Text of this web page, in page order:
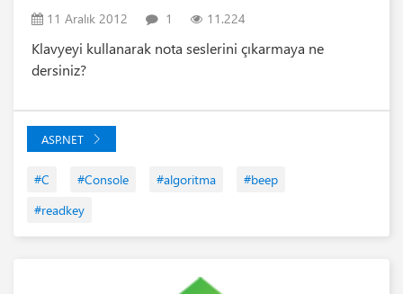
11 Aralık 2012 1 11.224
Klavyeyi kullanarak nota seslerini çıkarmaya ne
dersiniz?
ASP.NET
#C #Console #algoritma
#beep
#readkey